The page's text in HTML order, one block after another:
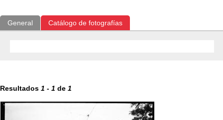
General Catálogo de fotografías
Resultados 1 - 1 de 1